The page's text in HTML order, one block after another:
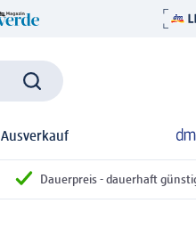
Ausverkauf
Dauerpreis - dauerhaft